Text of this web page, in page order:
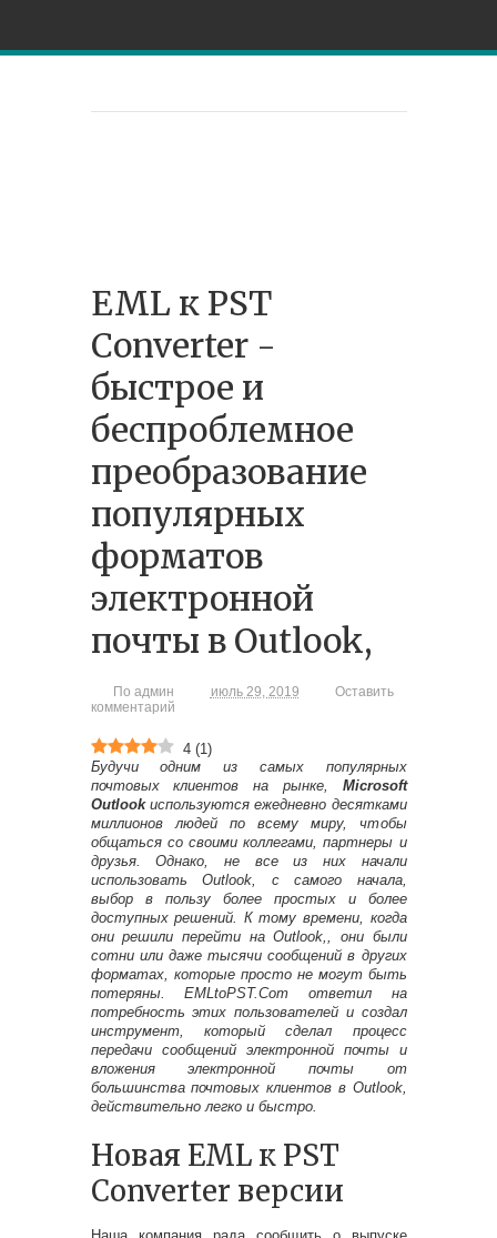
EML к PST
Converter -
быстрое и
беспроблемное
преобразование
популярных
форматов
электронной
почты в Outlook,
По админ июль 29, 2019
Оставить
комментарий
4 (1)
Будучи одним из самых популярных
почтовых клиентов на рынке, Microsoft
Outlookиспользуются ежедневно десятками
миллионов людей по всему миру, чтобы
общаться со своими коллегами, партнеры и
друзья. Однако, не все из них начали
использовать Outlook, с самого начала,
выбор в пользу более простых и более
доступных решений. К тому времени, когда
они решили перейти на Outlook,, они были
сотни или даже тысячи сообщений в других
форматах, которые просто не могут быть
потеряны. EMLtoPST.Com ответил на
потребность этих пользователей и создал
инструмент, который сделал процесс
передачи сообщений электронной почты и
вложения электронной почты от
большинства почтовых клиентов в Outlook,
действительно легко и быстро.
Новая EML к PST
Converter версии